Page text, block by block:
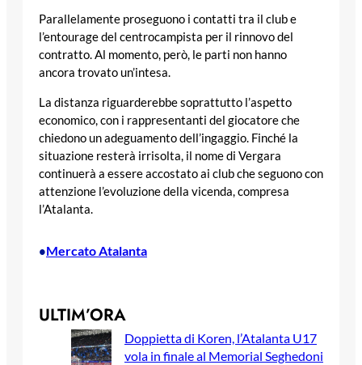
Parallelamente proseguono i contatti tra il club e
l’entourage del centrocampista per il rinnovo del
contratto. Al momento, però, le parti non hanno
ancora trovato un’intesa.
La distanza riguarderebbe soprattutto l’aspetto
economico, con i rappresentanti del giocatore che
chiedono un adeguamento dell’ingaggio. Finché la
situazione resterà irrisolta, il nome di Vergara
continuerà a essere accostato ai club che seguono con
attenzione l’evoluzione della vicenda, compresa
l’Atalanta.
•Mercato Atalanta
ULTIM’ORA
Doppietta di Koren, l’Atalanta U17
vola in finale al Memorial Seghedoni